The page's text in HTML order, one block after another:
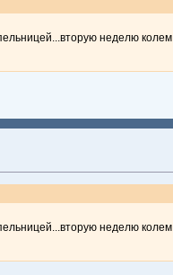
неделю колем
неделю колем